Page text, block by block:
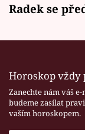
Radek se
Horoskop vždy
Zanechte nám váš
budeme zasílat
vaším horoskopem.